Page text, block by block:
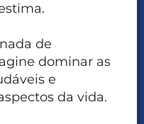
de
dominar as
e
da vida.